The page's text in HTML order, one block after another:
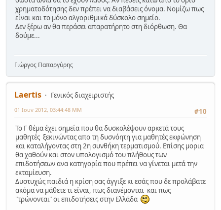
χρηματοδότησης δεν πρέπει να διαβάσεις όνομα. Νομίζω πως
είναι και το μόνο αλγοριθμικά δύσκολο σημείο.
Δεν ξέρω αν θα περάσει απαρατήρητο στη διόρθωση. Θα
δούμε...
Γιώργος Παπαργύρης
Laertis
Γενικός διαχειριστής
#10
01 Ιουν 2012, 03:44:48 ΜΜ
Το Γ θέμα έχει σημεία που θα δυσκολέψουν αρκετά τους
μαθητές ξεκινώντας απο τη δυσνόητη για μαθητές εκφώνηση
και καταλήγοντας στη 2η συνθήκη τερματισμού. Επίσης μορια
θα χαθούν και στον υπολογισμό του πλήθους των
επιδοτήσεων ανα κατηγορία που πρέπει να γίνεται μετά την
εκταμίευση.
Δυστυχώς παιδιά η κρίση σας άγγιξε κι εσάς που δε προλάβατε
ακόμα να μάθετε τι είναι, πως διανέμονται και πως
"τρώνονται" οι επιδοτήσεις στην Ελλάδα